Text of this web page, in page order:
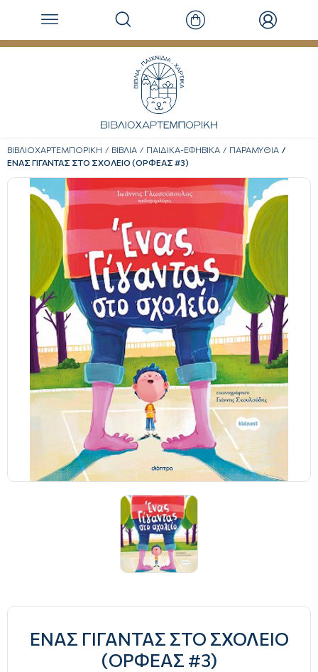
ΒΙΒΛΙΟΧΑΡΤΕΜΠΟΡΙΚΗ ΒΙΒΛΙΑ ΠΑΙΔΙΚΑ-ΕΦΗΒΙΚΑ
ΠΑΡΑΜΥΘΙΑ
ΕΝΑΣ ΓΙΓΑΝΤΑΣ ΣΤΟ ΣΧΟΛΕΙΟ (ΟΡΦΕΑΣ #3)
ΕΝΑΣ ΓΙΓΑΝΤΑΣ ΣΤΟ ΣΧΟΛΕΙΟ
(ΟΡΦΕΑΣ #3)